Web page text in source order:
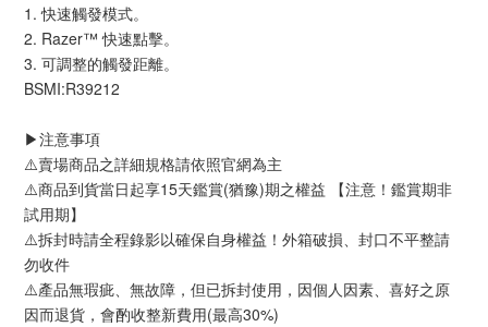
1. 快速觸發模式。
2. Razer™ 快速點擊。
3. 可調整的觸發距離。
BSMI:R39212
▶️注意事項
⚠️賣場商品之詳細規格請依照官網為主
⚠️商品到貨當日起享15天鑑賞(猶豫)期之權益 【注意！鑑賞期非
試用期】
⚠️拆封時請全程錄影以確保自身權益！外箱破損、封口不平整請
勿收件
⚠️產品無瑕疵、無故障，但已拆封使用，因個人因素、喜好之原
因而退貨，會酌收整新費用(最高30%)